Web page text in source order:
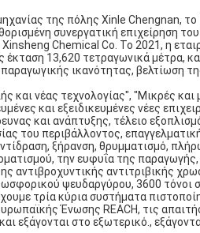
της πόλης Xinle Chengnan, το
συνεργατική επιχείρηση
Chemical Co. Το 2021, η
13,620 τετραγωνικά μέτρα,
ικανότητας, βελτίωση
νέας τεχνολογίας", "Μικρές και
και εξειδικευμένες νέες
και ανάπτυξης, τέλειο
του περιβάλλοντος,
ξήρανση, θρυμματισμό,
την ευφυΐα της
αντιβροχυντικής αντιτριβικής
ψευδαργύρου, 3600
τρία κύρια συστήματα
Ένωσης REACH, τις
εξάγονται στο εξωτερικό.,